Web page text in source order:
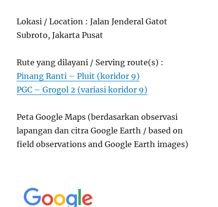
Lokasi / Location : Jalan Jenderal Gatot
Subroto, Jakarta Pusat
Rute yang dilayani / Serving route(s) :
Pinang Ranti – Pluit (koridor 9)
PGC – Grogol 2 (variasi koridor 9)
Peta Google Maps (berdasarkan observasi
lapangan dan citra Google Earth / based on
field observations and Google Earth images)